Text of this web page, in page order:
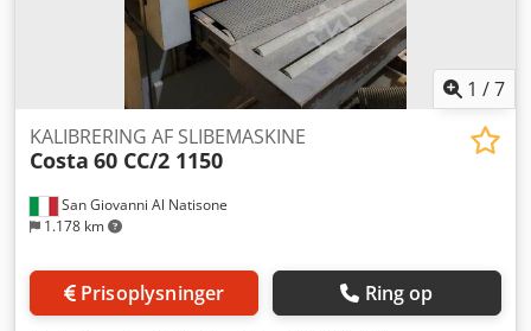
1 /7
San Giovanni Al Natisone
1.178 km
KALIBRERING AF SLIBEMASKINE
Costa 60 CC/2 1150
Prisoplysninger Ring op